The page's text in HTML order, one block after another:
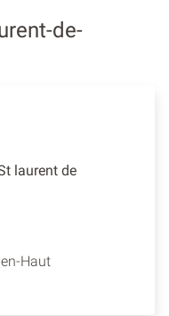
de-
laurent de
Haut